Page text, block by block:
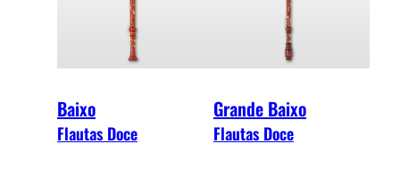
Baixo
Flautas Doce
Grande Baixo
Flautas Doce